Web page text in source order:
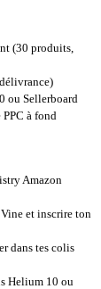
(30 produits,
ou Sellerboard
à fond
Amazon
et inscrire ton
dans tes colis
Helium 10 ou